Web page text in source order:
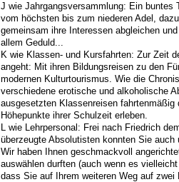
J wie Jahrgangsversammlung: Ein buntes
vom höchsten bis zum niederen Adel,
gemeinsam ihre Interessen abgleichen
allem Geduld...
K wie Klassen- und Kursfahrten: Zur Zeit
angeht: Mit ihren Bildungsreisen zu den
modernen Kulturtourismus. Wie die
verschiedene erotische und alkoholische
ausgesetzten Klassenreisen
Höhepunkte ihrer Schulzeit erleben.
L wie Lehrpersonal: Frei nach Friedrich
überzeugte Absolutisten konnten Sie auch
Wir haben Ihnen geschmackvoll
auswählen durften (auch wenn es
dass Sie auf Ihrem weiteren Weg auf